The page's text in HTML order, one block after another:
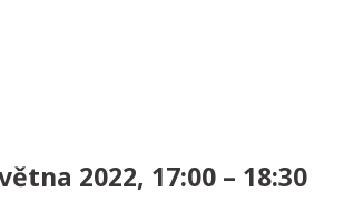
2022, 17:00 – 18:30